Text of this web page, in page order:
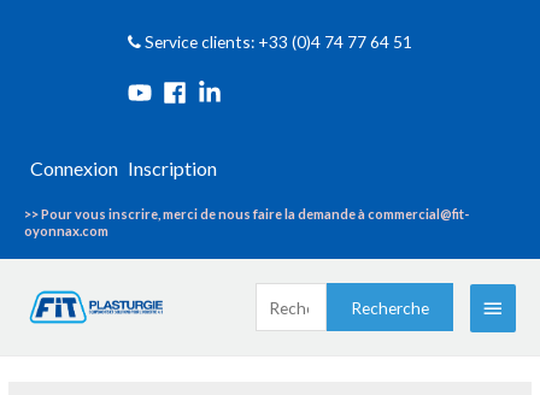
Service clients: +33 (0)4 74 77 64 51
Connexion Inscription
>> Pour vous inscrire, merci de nous faire la demande à commercial@fit-
oyonnax.com
Menu
pour :
Recherche